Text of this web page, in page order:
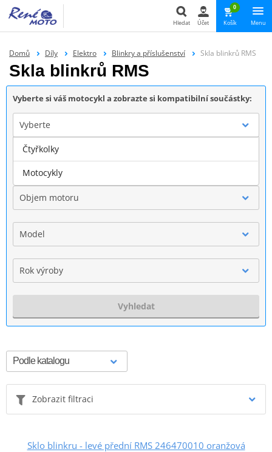
Hledat
Hledat Účet
0
Košík Menu
Domů Díly Elektro Blinkry a příslušenství Skla blinkrů RMS
Skla blinkrů RMS
Vyberte si váš motocykl a zobrazte si kompatibilní součástky:
Vyberte
Značka
Objem motoru
Model
Rok výroby
Vyhledat
Zobrazit filtraci
Sklo blinkru - levé přední RMS 246470010 oranžová
Čtyřkolky
Motocykly